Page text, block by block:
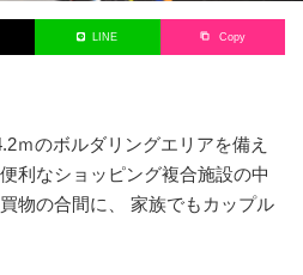
LINE Copy
ｍのボルダリングエリアを備え
利なショッピング複合施設の中
物の合間に、 家族でもカップル